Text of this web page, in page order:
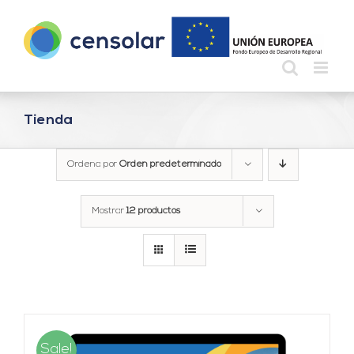
contenido
Tienda
Ordena por Orden predeterminado
Mostrar12 productos
Sale!